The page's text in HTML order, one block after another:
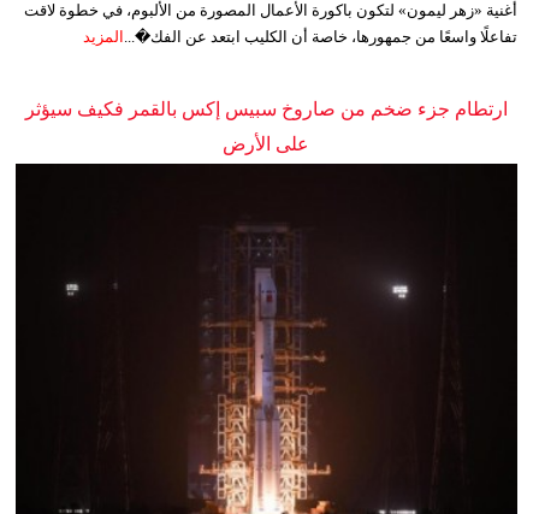
أغنية «زهر ليمون» لتكون باكورة الأعمال المصورة من الألبوم، في خطوة لاقت
تفاعلًا واسعًا من جمهورها، خاصة أن الكليب ابتعد عن الفك�... المزيد
ارتطام جزء ضخم من صاروخ سبيس إكس بالقمر فكيف سيؤثر
على الأرض